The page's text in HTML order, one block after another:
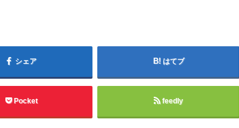
シェア はてブ
Pocket feedly